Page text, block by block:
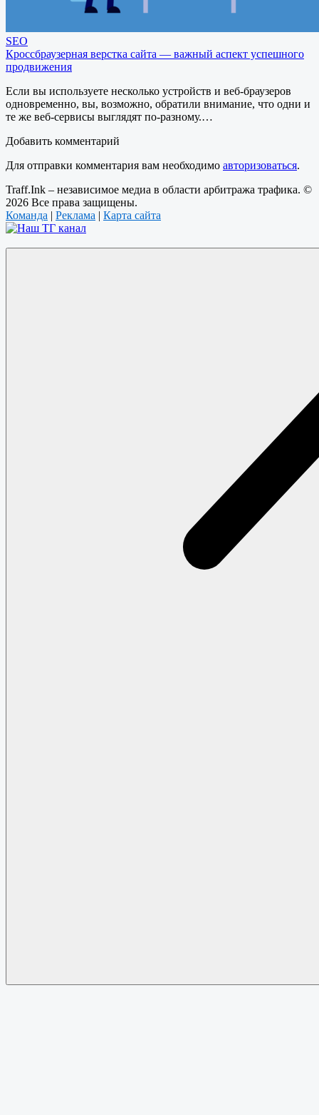
SEO
Кроссбраузерная верстка сайта — важный аспект успешного
продвижения
Если вы используете несколько устройств и веб-браузеров
одновременно, вы, возможно, обратили внимание, что одни и
те же веб-сервисы выглядят по-разному.…
Добавить комментарий
Для отправки комментария вам необходимо авторизоваться.
Traff.Ink – независимое медиа в области арбитража трафика. ©
2026 Все права защищены.
Команда | Реклама | Карта сайта